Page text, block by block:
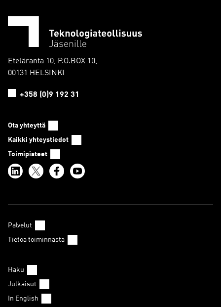
Eteläranta 10, P.O.BOX 10,
00131 HELSINKI
+358 (0)9 192 31
Ota yhteyttä
Kaikki yhteystiedot
Toimipisteet
Palvelut
Tietoa toiminnasta
Haku
Julkaisut
In English